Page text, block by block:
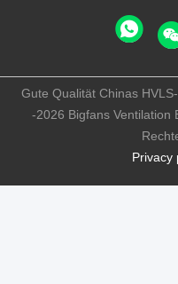
Privacy
Gute Qualität Chinas
-2026 Bigfans Ventilation